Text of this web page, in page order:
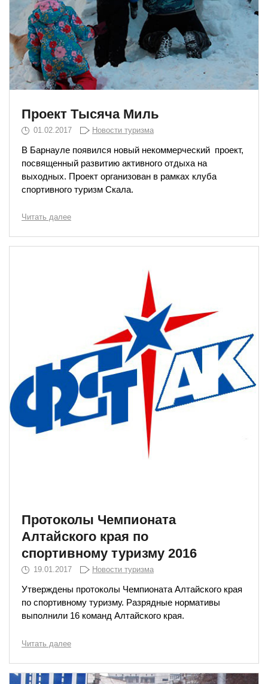
Проект Тысяча Миль
01.02.2017 Новости туризма
В Барнауле появился новый некоммерческий проект,
посвященный развитию активного отдыха на
выходных. Проект организован в рамках клуба
спортивного туризм Скала.
Читать далее
Протоколы Чемпионата
Алтайского края по
спортивному туризму 2016
19.01.2017 Новости туризма
Утверждены протоколы Чемпионата Алтайского края
по спортивному туризму. Разрядные нормативы
выполнили 16 команд Алтайского края.
Читать далее